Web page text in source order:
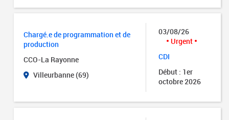
Chargé.e de programmation et de
production
CCO-La Rayonne
Villeurbanne (69)
03/08/26
Urgent
CDI
Début : 1er
octobre 2026